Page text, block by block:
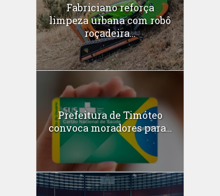
Fabriciano reforça
limpeza urbana com robô
roçadeira...
Prefeitura de Timóteo
convoca moradores para...